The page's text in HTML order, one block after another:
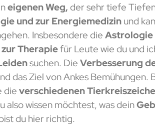
eigenen Weg, der sehr tiefe
und zur Energiemedizinund
Insbesondere die Astrologie
Therapiefür Leute wie du und
suchen. Die Verbesserung
das Ziel von Ankes Bemühungen.
die verschiedenen
also wissen möchtest, was dein
du hier richtig.